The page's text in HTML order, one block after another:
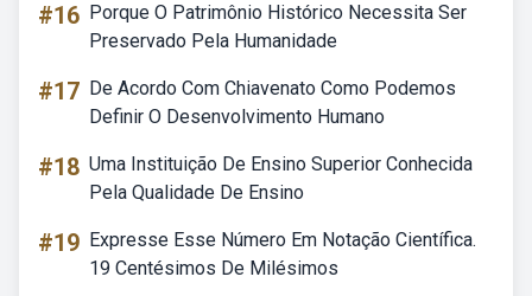
#16 Porque O Patrimônio Histórico Necessita Ser
Preservado Pela Humanidade
#17 De Acordo Com Chiavenato Como Podemos
Definir O Desenvolvimento Humano
#18 Uma Instituição De Ensino Superior Conhecida
Pela Qualidade De Ensino
#19 Expresse Esse Número Em Notação Científica.
19 Centésimos De Milésimos